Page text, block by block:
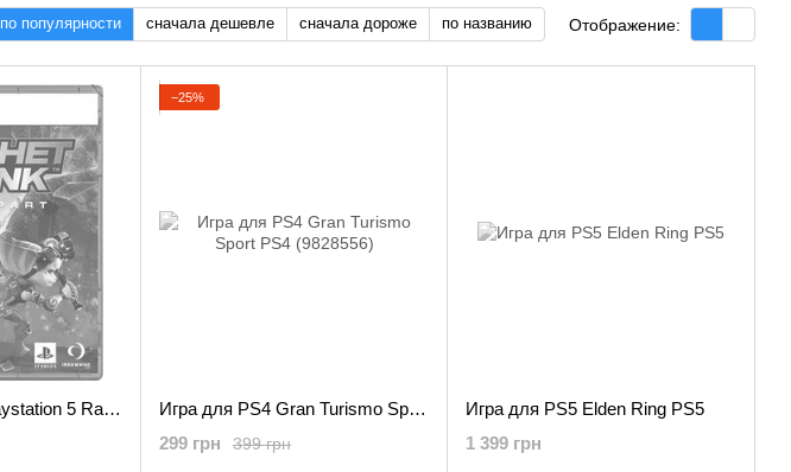
по популярности сначала дешевле сначала дороже по названию Отображение:
Игра для Sony Playstation 5 Ratchet & Clank: Rift Apart PS5 (9827290)
−25%
Игра для PS4 Gran Turismo Sport PS4 (9828556)
399 грн
299 грн
Игра для PS5 Elden Ring PS5
1 399 грн